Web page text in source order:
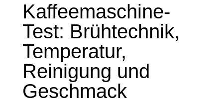
Kaffeemaschine-
Test: Brühtechnik,
Temperatur,
Reinigung und
Geschmack